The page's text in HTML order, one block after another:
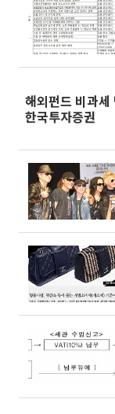
해외펀드 비과
한국투자증권